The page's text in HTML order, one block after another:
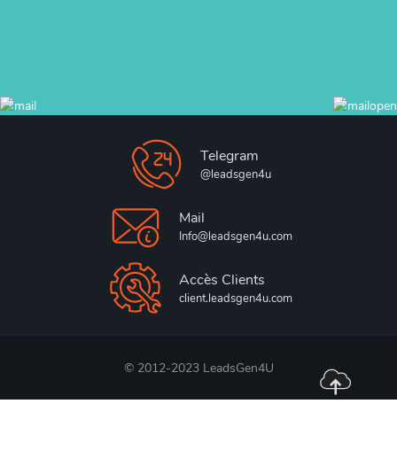
Telegram
@leadsgen4u
Mail
Info@leadsgen4u.com
Accès Clients
client.leadsgen4u.com
© 2012-2023 LeadsGen4U